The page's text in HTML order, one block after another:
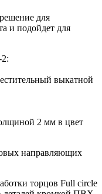
для
и подойдет для
выкатной
2 мм в цвет
направляющих
торцов Full circle